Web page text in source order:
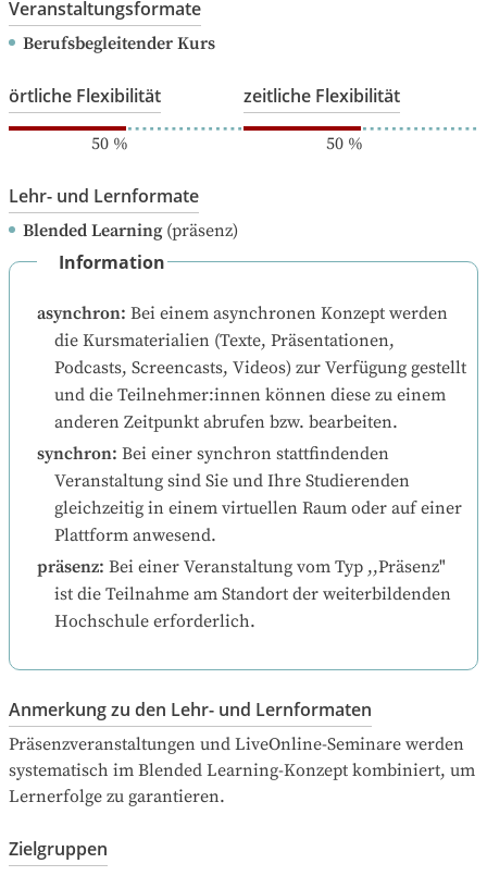
Veranstaltungsformate
Berufsbegleitender Kurs
örtliche Flexibilität
50%
zeitliche Flexibilität
50%
Lehr- und Lernformate
Blended Learning(präsenz)
Information
asynchron: Bei einem asynchronen Konzept werden
die Kursmaterialien (Texte, Präsentationen,
Podcasts, Screencasts, Videos) zur Verfügung gestellt
und die Teilnehmer:innen können diese zu einem
anderen Zeitpunkt abrufen bzw. bearbeiten.
synchron: Bei einer synchron stattfindenden
Veranstaltung sind Sie und Ihre Studierenden
gleichzeitig in einem virtuellen Raum oder auf einer
Plattform anwesend.
präsenz: Bei einer Veranstaltung vom Typ ,,Präsenz"
ist die Teilnahme am Standort der weiterbildenden
Hochschule erforderlich.
Anmerkung zu den Lehr- und Lernformaten
Präsenzveranstaltungen und LiveOnline-Seminare werden
systematisch im Blended Learning-Konzept kombiniert, um
Lernerfolge zu garantieren.
Zielgruppen